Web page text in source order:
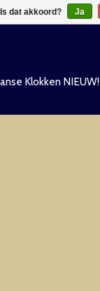
Klokken NIEUW!
dat akkoord? Ja